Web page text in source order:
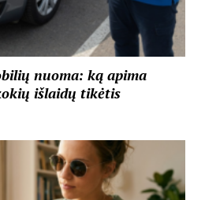
nuoma: ką apima
išlaidų tikėtis